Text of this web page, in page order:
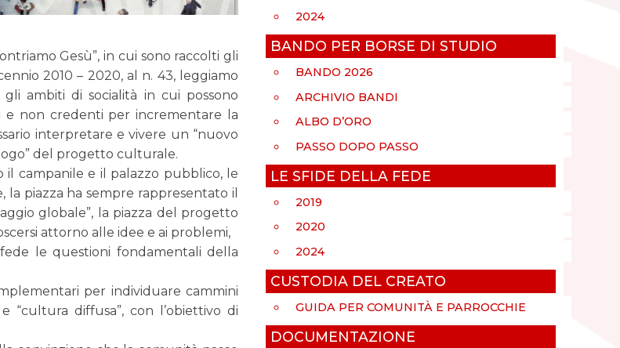
Gesù”, in cui sono raccolti gli
2010 – 2020, al n. 43, leggiamo
ambiti di socialità in cui possono
e non credenti per incrementare la
interpretare e vivere un “nuovo
del progetto culturale.
il campanile e il palazzo pubblico, le
la piazza ha sempre rappresentato il
globale”, la piazza del progetto
attorno alle idee e ai problemi,
le questioni fondamentali della
per individuare cammini
“cultura diffusa”, con l’obiettivo di
2024
BANDO PER BORSE DI STUDIO
BANDO 2026
ARCHIVIO BANDI
ALBO D’ORO
PASSO DOPO PASSO
LE SFIDE DELLA FEDE
2019
2020
2024
CUSTODIA DEL CREATO
GUIDA PER COMUNITÀ E PARROCCHIE
DOCUMENTAZIONE